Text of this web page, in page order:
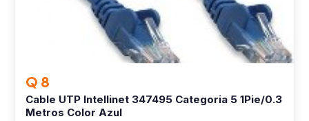
Q 8
Cable UTP Intellinet 347495 Categoria 5 1Pie/0.3
Metros Color Azul